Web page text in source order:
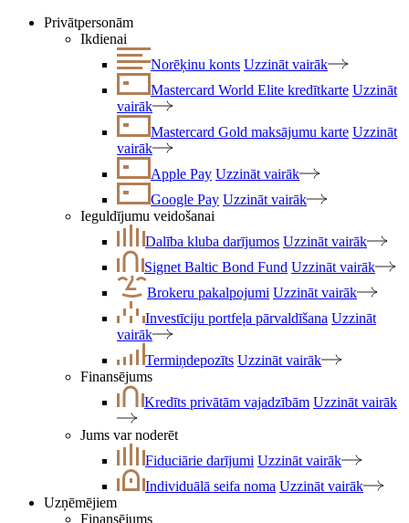
Privātpersonām
Ikdienai
Norēķinu konts Uzzināt vairāk
Mastercard World Elite kredītkarte Uzzināt
vairāk
Mastercard Gold maksājumu karte Uzzināt
vairāk
Apple Pay Uzzināt vairāk
Google Pay Uzzināt vairāk
Ieguldījumu veidošanai
Dalība kluba darījumos Uzzināt vairāk
Signet Baltic Bond Fund Uzzināt vairāk
Brokeru pakalpojumi Uzzināt vairāk
Investīciju portfeļa pārvaldīšana Uzzināt
vairāk
Termiņdepozīts Uzzināt vairāk
Finansējums
Kredīts privātām vajadzībām Uzzināt vairāk
Jums var noderēt
Fiduciārie darījumi Uzzināt vairāk
Individuālā seifa noma Uzzināt vairāk
Uzņēmējiem
Finansējums